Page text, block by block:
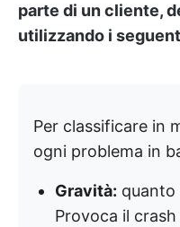
parte di un cliente,
utilizzando i
Per classificare in
ogni problema in
Gravità: quanto
Provoca il